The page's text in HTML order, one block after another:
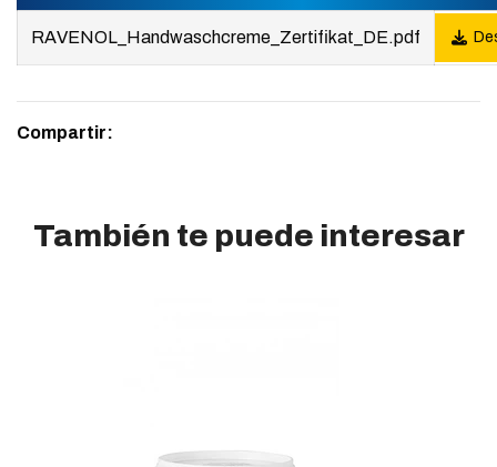
RAVENOL_Handwaschcreme_Zertifikat_DE.pdf
Compartir:
También te puede interesar